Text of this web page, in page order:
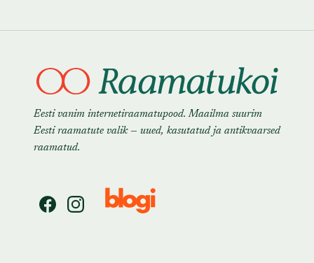
Eesti vanim internetiraamatupood. Maailma suurim
Eesti raamatute valik — uued, kasutatud ja antikvaarsed
raamatud.